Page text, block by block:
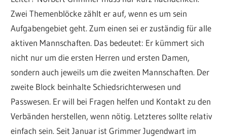
Zwei Themenblöcke zählt er auf, wenn es um sein
Aufgabengebiet geht. Zum einen sei er zuständig für alle
aktiven Mannschaften. Das bedeutet: Er kümmert sich
nicht nur um die ersten Herren und ersten Damen,
sondern auch jeweils um die zweiten Mannschaften. Der
zweite Block beinhalte Schiedsrichterwesen und
Passwesen. Er will bei Fragen helfen und Kontakt zu den
Verbänden herstellen, wenn nötig. Letzteres sollte relativ
einfach sein. Seit Januar ist Grimmer Jugendwart im